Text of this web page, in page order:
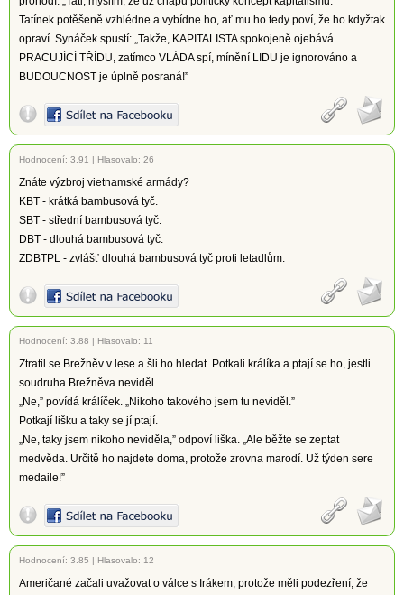
Tatínek potěšeně vzhlédne a vybídne ho, ať mu ho tedy poví, že ho kdyžtak
opraví. Synáček spustí: „Takže, KAPITALISTA spokojeně ojebává
PRACUJÍCÍ TŘÍDU, zatímco VLÁDA spí, mínění LIDU je ignorováno a
BUDOUCNOST je úplně posraná!”
Hodnocení: 3.91 | Hlasovalo: 26
Znáte výzbroj vietnamské armády?
KBT - krátká bambusová tyč.
SBT - střední bambusová tyč.
DBT - dlouhá bambusová tyč.
ZDBTPL - zvlášť dlouhá bambusová tyč proti letadlům.
Hodnocení: 3.88 | Hlasovalo: 11
Ztratil se Brežněv v lese a šli ho hledat. Potkali králíka a ptají se ho, jestli
soudruha Brežněva neviděl.
„Ne,” povídá králíček. „Nikoho takového jsem tu neviděl.”
Potkají lišku a taky se jí ptají.
„Ne, taky jsem nikoho neviděla,” odpoví liška. „Ale běžte se zeptat
medvěda. Určitě ho najdete doma, protože zrovna marodí. Už týden sere
medaile!”
Hodnocení: 3.85 | Hlasovalo: 12
Američané začali uvažovat o válce s Irákem, protože měli podezření, že